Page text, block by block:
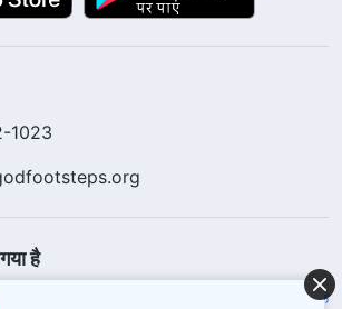
1023
है
आ गया है! क्या आप इसमें प्रवेश करना चाहते हैं?
और अधिक